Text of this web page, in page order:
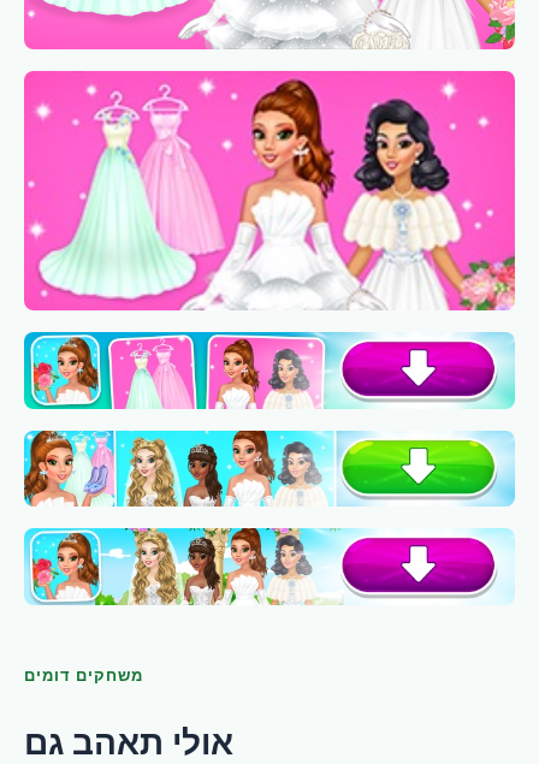
משחקים דומים
אולי תאהב גם